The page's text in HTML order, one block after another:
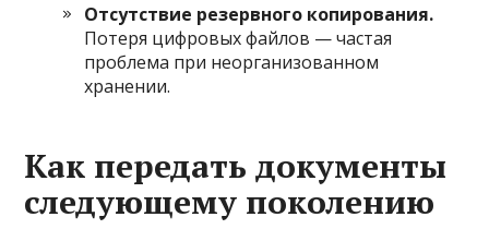
Отсутствие резервного копирования.
Потеря цифровых файлов — частая
проблема при неорганизованном
хранении.
Как передать документы
следующему поколению